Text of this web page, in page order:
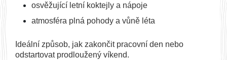
osvěžující letní koktejly a nápoje
atmosféra plná pohody a vůně léta
Ideální způsob, jak zakončit pracovní den nebo
odstartovat prodloužený víkend.